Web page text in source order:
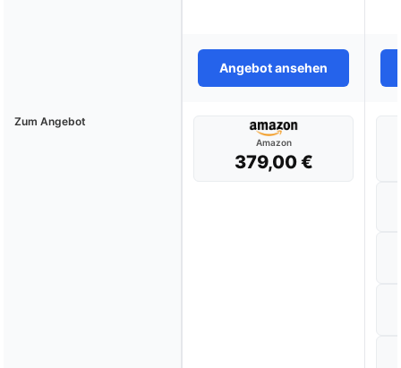
Angebot ansehen
Zum Angebot
Amazon
379,00 €